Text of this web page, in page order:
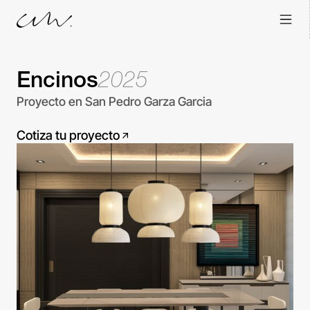
Encinos2025
Proyecto en San Pedro Garza Garcia
Cotiza tu proyecto